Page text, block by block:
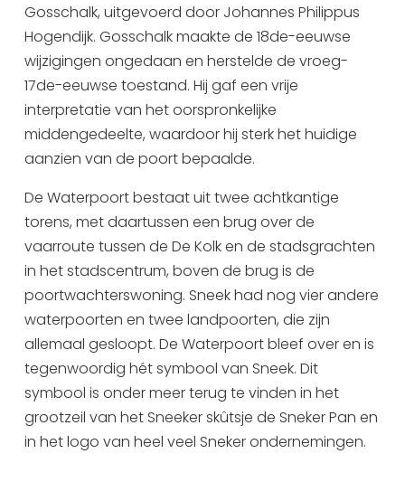
Gosschalk, uitgevoerd door Johannes Philippus
Hogendijk. Gosschalk maakte de 18de-eeuwse
wijzigingen ongedaan en herstelde de vroeg-
17de-eeuwse toestand. Hij gaf een vrije
interpretatie van het oorspronkelijke
middengedeelte, waardoor hij sterk het huidige
aanzien van de poort bepaalde.
De Waterpoort bestaat uit twee achtkantige
torens, met daartussen een brug over de
vaarroute tussen de De Kolk en de stadsgrachten
in het stadscentrum, boven de brug is de
poortwachterswoning. Sneek had nog vier andere
waterpoorten en twee landpoorten, die zijn
allemaal gesloopt. De Waterpoort bleef over en is
tegenwoordig hét symbool van Sneek. Dit
symbool is onder meer terug te vinden in het
grootzeil van het Sneeker skûtsje de Sneker Pan en
in het logo van heel veel Sneker ondernemingen.